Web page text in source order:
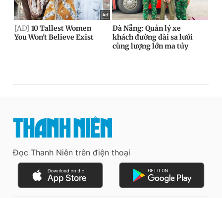
Đọc Thanh Niên trên điện thoại